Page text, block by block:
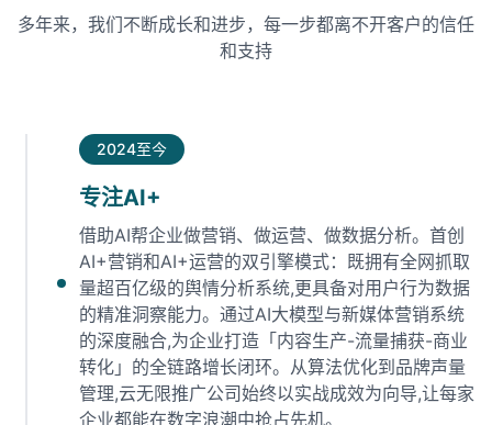
多年来，我们不断成长和进步，每一步都离不开客户的信任
和支持
2024至今
专注AI+
借助AI帮企业做营销、做运营、做数据分析。首创
AI+营销和AI+运营的双引擎模式：既拥有全网抓取
量超百亿级的舆情分析系统,更具备对用户行为数据
的精准洞察能力。通过AI大模型与新媒体营销系统
的深度融合,为企业打造「内容生产-流量捕获-商业
转化」的全链路增长闭环‌。从算法优化到品牌声量
管理,云无限推广公司始终以实战成效为向导,让每家
企业都能在数字浪潮中抢占先机‌。